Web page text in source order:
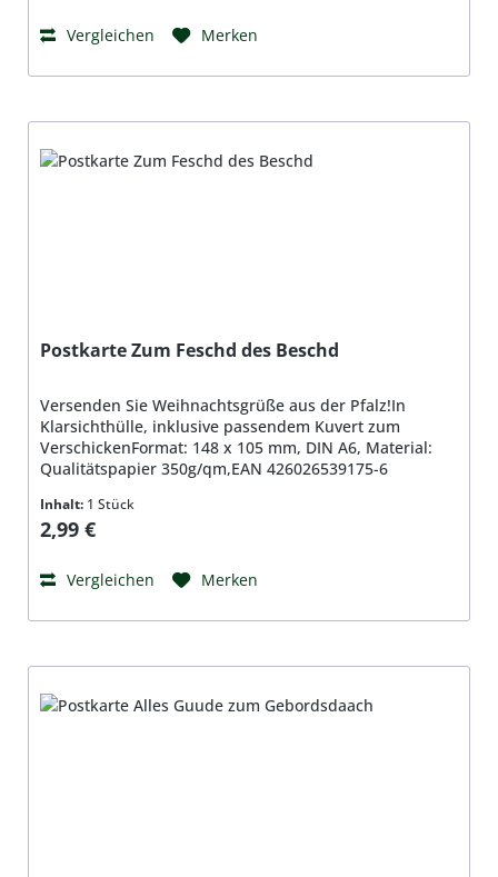
Vergleichen Merken
Postkarte Zum Feschd des Beschd
Versenden Sie Weihnachtsgrüße aus der Pfalz!In
Klarsichthülle, inklusive passendem Kuvert zum
VerschickenFormat: 148 x 105 mm, DIN A6, Material:
Qualitätspapier 350g/qm,EAN 426026539175-6
Inhalt: 1 Stück
Regulärer Preis:
2,99 €
Vergleichen Merken